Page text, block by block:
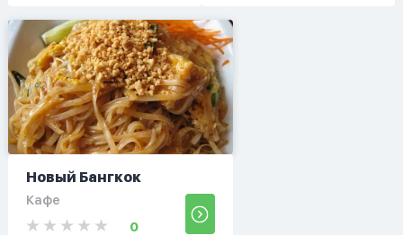
Новый Бангкок
Кафе
0